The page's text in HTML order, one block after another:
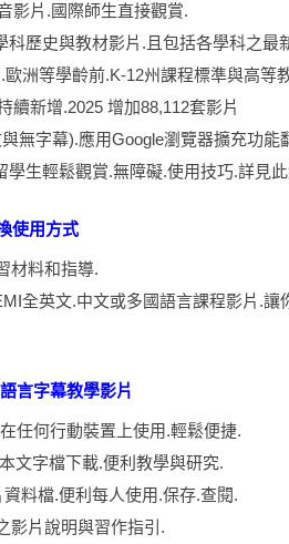
影片.國際師生直接觀賞.
歷史與教材影片.且包括各學科之
洲等學齡前.K-12州課程標準與高等
續新增.2025 增加88,112套影片
無字幕).應用Google瀏覽器擴充功
生輕鬆觀賞.無障礙.使用技巧.詳見
使用方式
材料和指導.
全英文.中文或多國語言課程影片.
言字幕教學影片
任何行動裝置上使用.輕鬆便捷.
文字檔下載.便利教學與研究.
料檔.便利每人使用.保存.查閱.
影片說明與習作指引.